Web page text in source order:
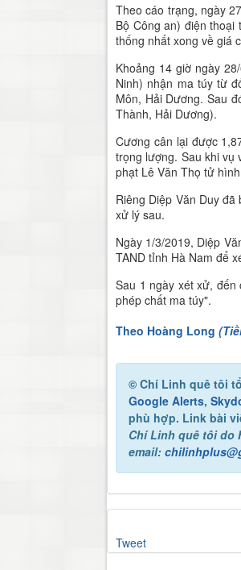
Theo cáo trạng, ngày
Bộ Công an) điện
thống nhất xong về giá
Khoảng 14 giờ ngày
Ninh) nhận ma túy từ
Môn, Hải Dương. Sau
Thành, Hải Dương).
Cương cân lại được
trọng lượng. Sau khi vụ
phạt Lê Văn Thọ tử
Riêng Diệp Văn Duy
xử lý sau.
Ngày 1/3/2019, Diệp
TAND tỉnh Hà Nam để
Sau 1 ngày xét xử,
phép chất ma túy".
Theo Hoàng Long
© Chí Linh quê tôi
Google Alerts,
phù hợp. Link bài
Chí Linh quê tôido
email:
Tweet